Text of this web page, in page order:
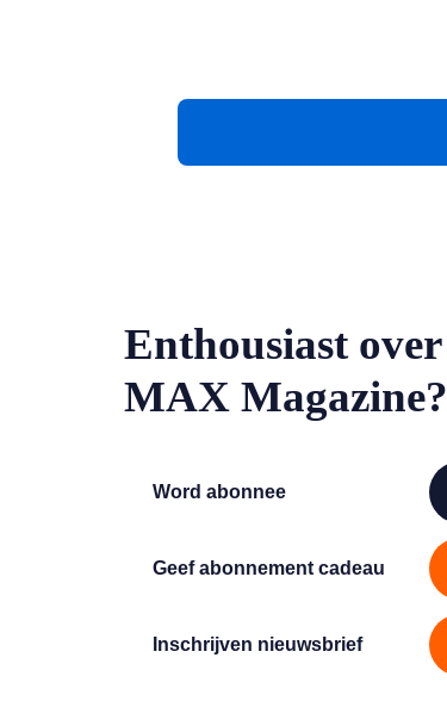
Enthousiast over
MAX Magazine?
Word abonnee
Geef abonnement cadeau
Inschrijven nieuwsbrief